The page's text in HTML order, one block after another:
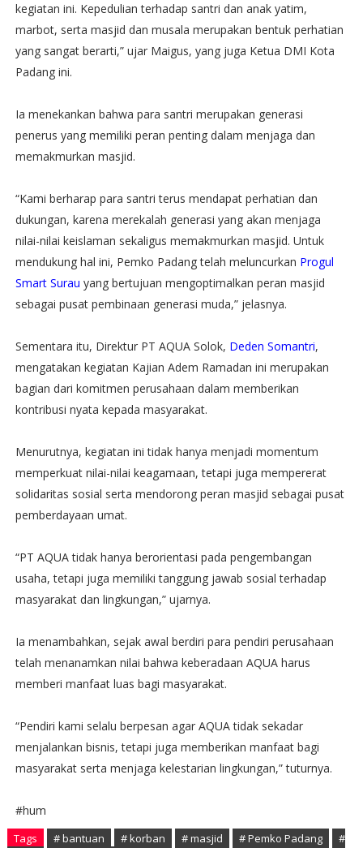
kegiatan ini. Kepedulian terhadap santri dan anak yatim,
marbot, serta masjid dan musala merupakan bentuk perhatian
yang sangat berarti,” ujar Maigus, yang juga Ketua DMI Kota
Padang ini.
Ia menekankan bahwa para santri merupakan generasi
penerus yang memiliki peran penting dalam menjaga dan
memakmurkan masjid.
“Kami berharap para santri terus mendapat perhatian dan
dukungan, karena merekalah generasi yang akan menjaga
nilai-nilai keislaman sekaligus memakmurkan masjid. Untuk
mendukung hal ini, Pemko Padang telah meluncurkan Progul
Smart Surau yang bertujuan mengoptimalkan peran masjid
sebagai pusat pembinaan generasi muda,” jelasnya.
Sementara itu, Direktur PT AQUA Solok, Deden Somantri,
mengatakan kegiatan Kajian Adem Ramadan ini merupakan
bagian dari komitmen perusahaan dalam memberikan
kontribusi nyata kepada masyarakat.
Menurutnya, kegiatan ini tidak hanya menjadi momentum
memperkuat nilai-nilai keagamaan, tetapi juga mempererat
solidaritas sosial serta mendorong peran masjid sebagai pusat
pemberdayaan umat.
“PT AQUA tidak hanya berorientasi pada pengembangan
usaha, tetapi juga memiliki tanggung jawab sosial terhadap
masyarakat dan lingkungan,” ujarnya.
Ia menambahkan, sejak awal berdiri para pendiri perusahaan
telah menanamkan nilai bahwa keberadaan AQUA harus
memberi manfaat luas bagi masyarakat.
“Pendiri kami selalu berpesan agar AQUA tidak sekadar
menjalankan bisnis, tetapi juga memberikan manfaat bagi
masyarakat serta menjaga kelestarian lingkungan,” tuturnya.
#hum
Tags # bantuan # korban # masjid # Pemko Padang
#